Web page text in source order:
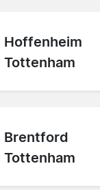
Hoffenheim
Tottenham
Brentford
Tottenham